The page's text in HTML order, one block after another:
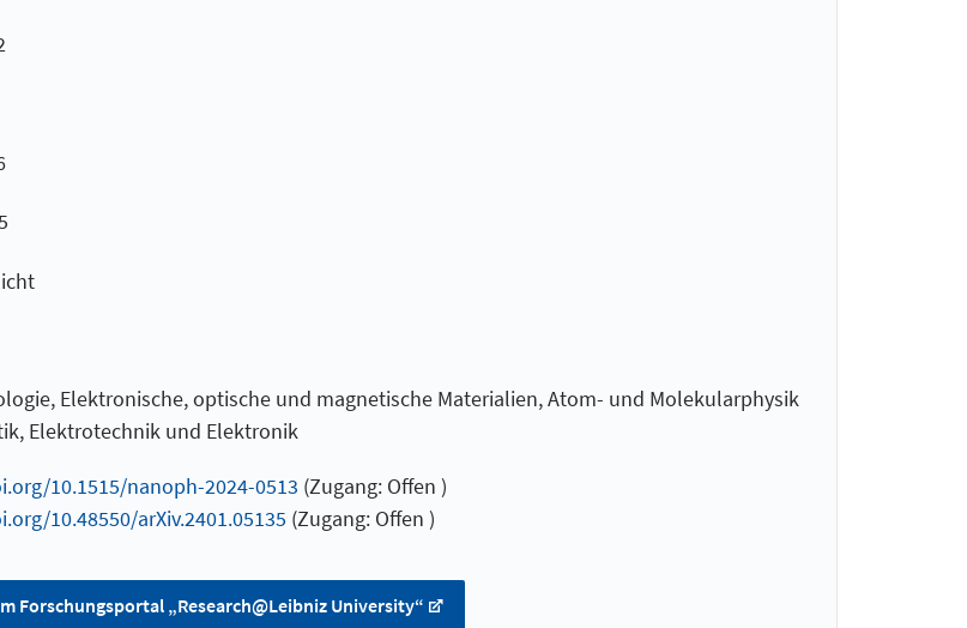
Elektronische, optische und magnetische Materialien, Atom- und Molekularphysik
Elektrotechnik und Elektronik
10.1515/nanoph-2024-0513 (Zugang: Offen )
10.48550/arXiv.2401.05135 (Zugang: Offen )
Forschungsportal „Research@Leibniz University“